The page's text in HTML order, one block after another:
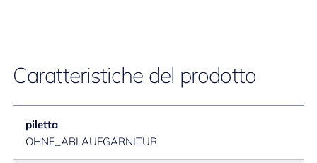
Caratteristiche del prodotto
piletta
OHNE_ABLAUFGARNITUR